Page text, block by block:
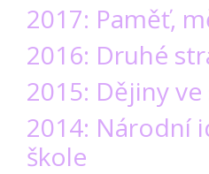
2017: Paměť,
2016: Druhé
2015: Dějiny ve
2014: Národní
škole